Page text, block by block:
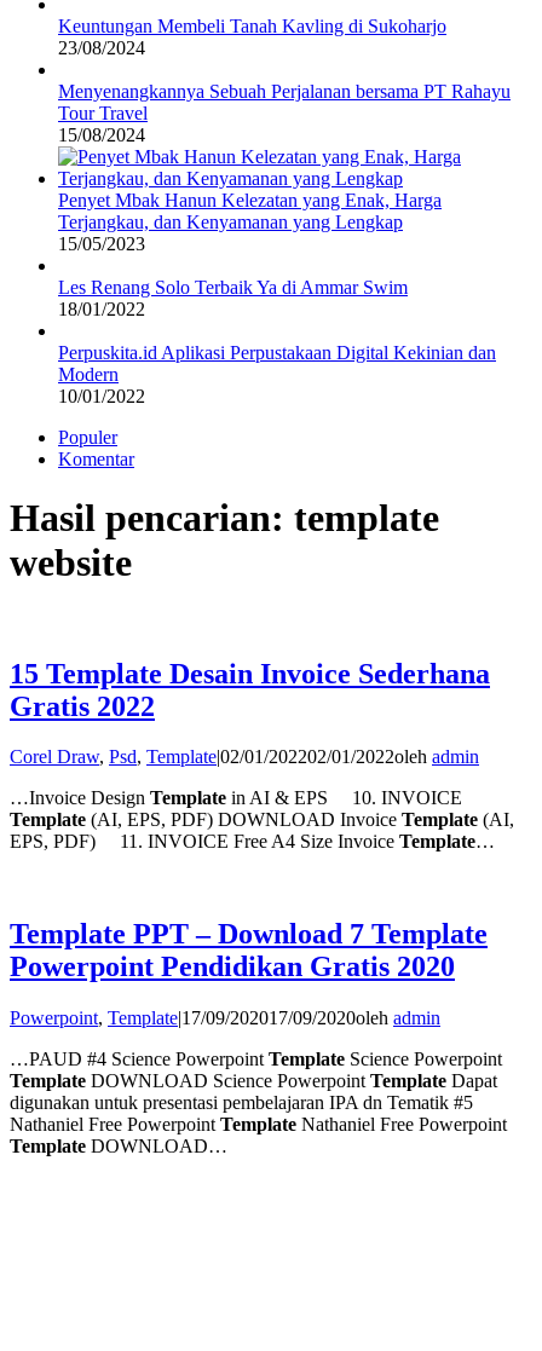
Keuntungan Membeli Tanah Kavling di Sukoharjo
23/08/2024
Menyenangkannya Sebuah Perjalanan bersama PT Rahayu
Tour Travel
15/08/2024
Penyet Mbak Hanun Kelezatan yang Enak, Harga
Terjangkau, dan Kenyamanan yang Lengkap
15/05/2023
Les Renang Solo Terbaik Ya di Ammar Swim
18/01/2022
Perpuskita.id Aplikasi Perpustakaan Digital Kekinian dan
Modern
10/01/2022
Populer
Komentar
Hasil pencarian: template
website
15 Template Desain Invoice Sederhana
Gratis 2022
Corel Draw, Psd, Template02/01/202202/01/2022oleh admin
…Invoice Design Template in AI & EPS 10. INVOICE
Template (AI, EPS, PDF) DOWNLOAD Invoice Template (AI,
EPS, PDF) 11. INVOICE Free A4 Size Invoice Template…
Template PPT – Download 7 Template
Powerpoint Pendidikan Gratis 2020
Powerpoint, Template|17/09/202017/09/2020oleh admin
…PAUD #4 Science Powerpoint Template Science Powerpoint
Template DOWNLOAD Science Powerpoint Template Dapat
digunakan untuk presentasi pembelajaran IPA dn Tematik #5
Nathaniel Free Powerpoint Template Nathaniel Free Powerpoint
Template DOWNLOAD…